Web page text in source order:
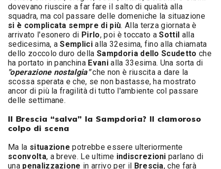
dovevano riuscire a far fare il salto di qualità alla
squadra, ma col passare delle domeniche la situazione
si è complicata sempre di più. Alla terza giornata è
arrivato l'esonero di Pirlo, poi è toccato aSottil alla
sedicesima, aSemplicialla 32esima, fino alla chiamata
dello zoccolo duro dellaSampdoria dello Scudetto che
ha portato in panchina Evanialla 33esima. Una sorta di
"operazione nostalgia"che non è riuscita a dare la
scossa sperata e che, se non bastasse, ha mostrato
ancor di più la fragilità di tutto l'ambiente col passare
delle settimane.
Il Brescia “salva” la Sampdoria? Il clamoroso
colpo di scena
Ma la situazionepotrebbe essere ulteriormente
sconvolta, a breve. Le ultime indiscrezioniparlano di
una penalizzazione in arrivo per il Brescia, che farà